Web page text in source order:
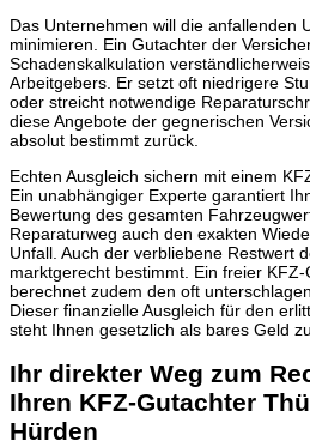
Das Unternehmen will die anfallenden
minimieren. Ein Gutachter der
Schadenskalkulation
Arbeitgebers. Er setzt oft niedrigere
oder streicht notwendige
diese Angebote der gegnerischen
absolut bestimmt zurück.
Echten Ausgleich sichern mit einem
Ein unabhängiger Experte garantiert
Bewertung des gesamten
Reparaturweg auch den exakten
Unfall. Auch der verbliebene Restwert
marktgerecht bestimmt. Ein freier
berechnet zudem den oft
Dieser finanzielle Ausgleich für den
steht Ihnen gesetzlich als bares Geld zu.
Ihr direkter Weg zum
Ihren KFZ-Gutachter
Hürden